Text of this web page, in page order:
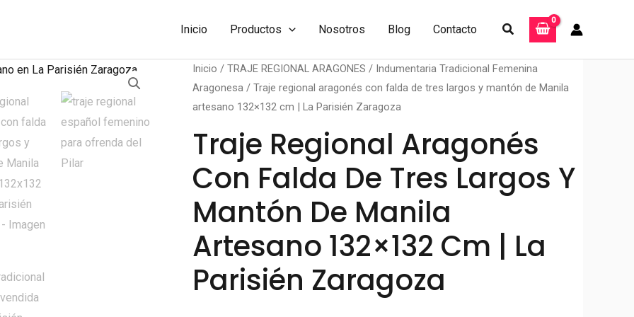
Inicio Productos Nosotros Blog Contacto Buscar
Inicio / TRAJE REGIONAL ARAGONES / Indumentaria Tradicional Femenina
Aragonesa / Traje regional aragonés con falda de tres largos y mantón de Manila
artesano 132×132 cm | La Parisién Zaragoza
Traje Regional Aragonés
Con Falda De Tres Largos Y
Mantón De Manila
Artesano 132×132 Cm | La
Parisién Zaragoza